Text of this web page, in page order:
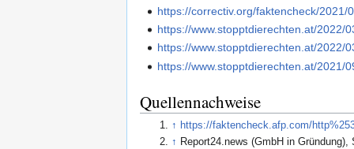
https://correctiv.org/faktencheck/
https://www.stopptdierechten.at/
https://www.stopptdierechten.at/2022/
https://www.stopptdierechten.at/2021/
Quellennachweise
↑ https://faktencheck.afp.com/
↑ Report24.news (GmbH in